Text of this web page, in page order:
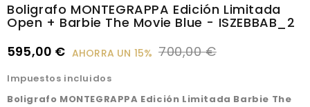
Boligrafo MONTEGRAPPA Edición Limitada
Open + Barbie The Movie Blue - ISZEBBAB_2
595,00 € AHORRA UN 15% 700,00 €
Impuestos incluidos
Boligrafo MONTEGRAPPA Edición Limitada Barbie The